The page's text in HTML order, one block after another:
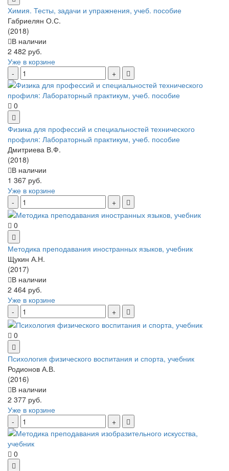
Химия. Тесты, задачи и упражнения, учеб. пособие
Габриелян О.С.
(2018)
В наличии
2 482 руб.
Уже в корзине
0
Физика для профессий и специальностей технического
профиля: Лабораторный практикум, учеб. пособие
Дмитриева В.Ф.
(2018)
В наличии
1 367 руб.
Уже в корзине
0
Методика преподавания иностранных языков, учебник
Щукин А.Н.
(2017)
В наличии
2 464 руб.
Уже в корзине
0
Психология физического воспитания и спорта, учебник
Родионов А.В.
(2016)
В наличии
2 377 руб.
Уже в корзине
0